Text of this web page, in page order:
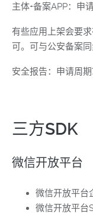
主体+备案APP：申
有些应用上架会要
可。可与公安备案同
安全报告：申请周
三方SDK
微信开放平台
微信开放平台
微信开放平台